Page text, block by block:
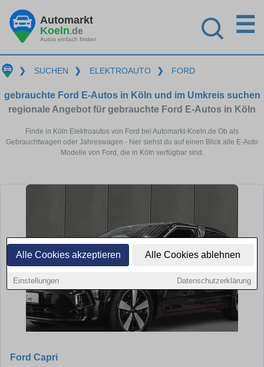
Alle Cookies akzeptieren Alle Cookies ablehnen
Einstellungen Datenschutzerklärung
Automarkt
Koeln.de
Autos einfach finden
☰
❯ SUCHEN ❯ ELEKTROAUTO ❯ FORD
gebrauchte Ford E-Autos in Köln und im Umkreis suchen
regionale Angebot für gebrauchte Ford E-Autos in Köln
Finde in Köln Elektroautos von Ford bei Automarkt-Koeln.de Ob als
Gebrauchtwagen oder Jahreswagen - hier siehst du auf einen Blick alle E-Auto
Modelle von Ford, die in Köln verfügbar sind.
Ford Capri